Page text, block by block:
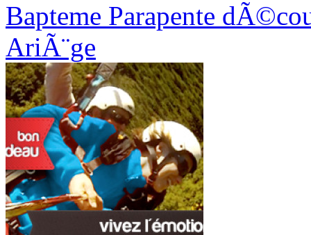
Bapteme Parapente
AriÃ¨ge